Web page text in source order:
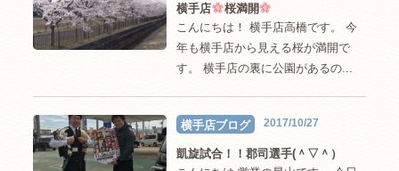
横手店
桜満開
こんにちは！ 横手店高橋です。 今
年も横手店から見える桜が満開で
す。 横手店の裏に公園があるの...
横手店ブログ 2017/10/27
凱旋試合！！郡司選手(＾▽＾）